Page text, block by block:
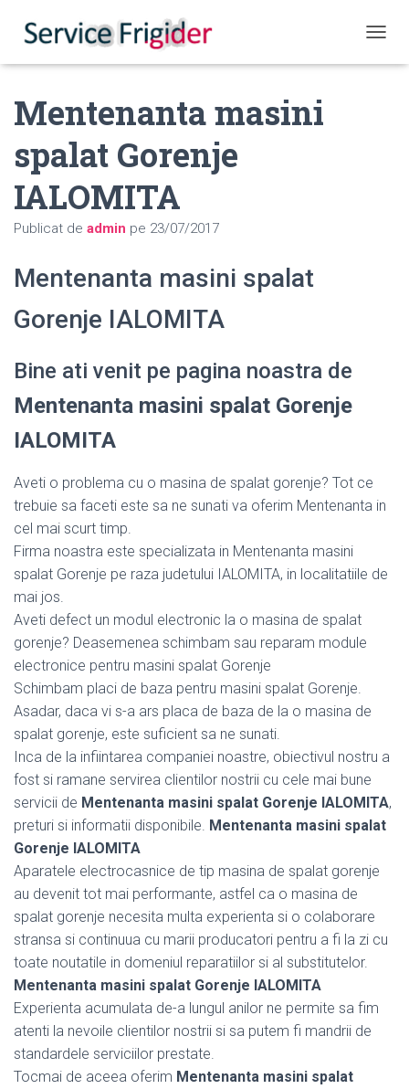
Mentenanta masini
spalat Gorenje
IALOMITA
Publicat de admin pe 23/07/2017
Mentenanta masini spalat
Gorenje IALOMITA
Bine ati venit pe pagina noastra de
Mentenanta masini spalat Gorenje
IALOMITA
Aveti o problema cu o masina de spalat gorenje? Tot ce
trebuie sa faceti este sa ne sunati va oferim Mentenanta in
cel mai scurt timp.
Firma noastra este specializata in Mentenanta masini
spalat Gorenje pe raza judetului IALOMITA, in localitatiile de
mai jos.
Aveti defect un modul electronic la o masina de spalat
gorenje? Deasemenea schimbam sau reparam module
electronice pentru masini spalat Gorenje
Schimbam placi de baza pentru masini spalat Gorenje.
Asadar, daca vi s-a ars placa de baza de la o masina de
spalat gorenje, este suficient sa ne sunati.
Inca de la infiintarea companiei noastre, obiectivul nostru a
fost si ramane servirea clientilor nostrii cu cele mai bune
servicii de Mentenanta masini spalat Gorenje IALOMITA,
preturi si informatii disponibile. Mentenanta masini spalat
Gorenje IALOMITA
Aparatele electrocasnice de tip masina de spalat gorenje
au devenit tot mai performante, astfel ca o masina de
spalat gorenje necesita multa experienta si o colaborare
stransa si continuua cu marii producatori pentru a fi la zi cu
toate noutatile in domeniul reparatiilor si al substitutelor.
Mentenanta masini spalat Gorenje IALOMITA
Experienta acumulata de-a lungul anilor ne permite sa fim
atenti la nevoile clientilor nostrii si sa putem fi mandrii de
standardele serviciilor prestate.
Tocmai de aceea oferim Mentenanta masini spalat